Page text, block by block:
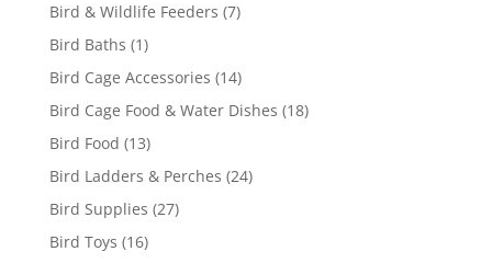
Bird & Wildlife Feeders (7)
Bird Baths (1)
Bird Cage Accessories (14)
Bird Cage Food & Water Dishes (18)
Bird Food (13)
Bird Ladders & Perches (24)
Bird Supplies (27)
Bird Toys (16)